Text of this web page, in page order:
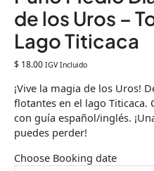
de los Uros –
Lago Titicaca
$ 18.00 IGV Incluido
¡Vive la magia de los Uros!
flotantes en el lago Titicaca.
con guía español/inglés.
puedes perder!
Choose Booking date